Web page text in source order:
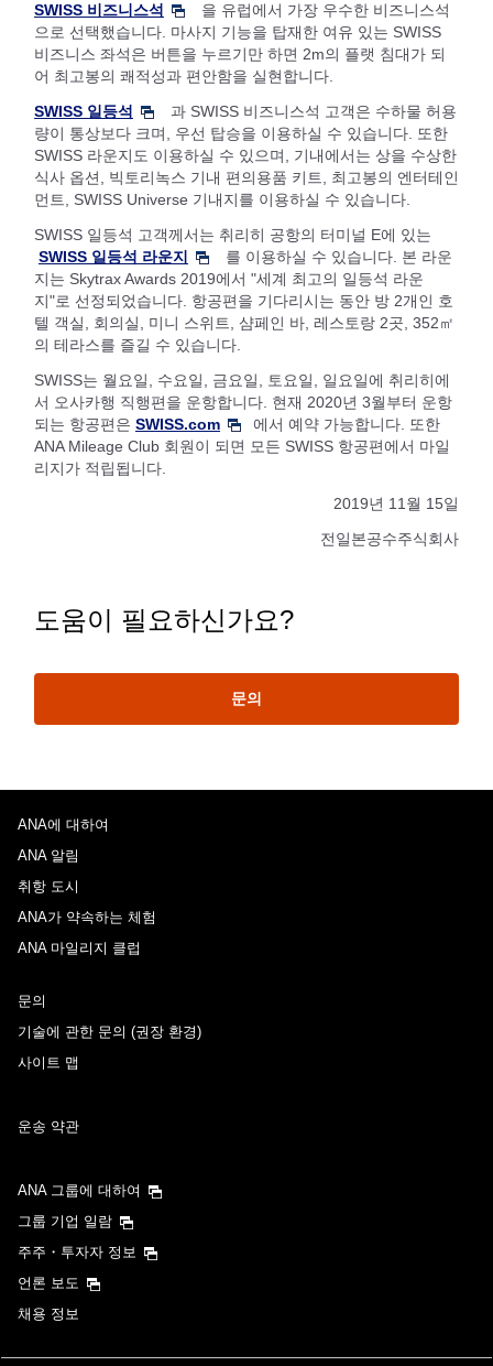
SWISS 비즈니스석
을 유럽에서 가장 우수한 비즈니스석
으로 선택했습니다. 마사지 기능을 탑재한 여유 있는 SWISS
비즈니스 좌석은 버튼을 누르기만 하면 2m의 플랫 침대가 되
어 최고봉의 쾌적성과 편안함을 실현합니다.
SWISS 일등석
과 SWISS 비즈니스석 고객은 수하물 허용
량이 통상보다 크며, 우선 탑승을 이용하실 수 있습니다. 또한
SWISS 라운지도 이용하실 수 있으며, 기내에서는 상을 수상한
식사 옵션, 빅토리녹스 기내 편의용품 키트, 최고봉의 엔터테인
먼트, SWISS Universe 기내지를 이용하실 수 있습니다.
SWISS 일등석 고객께서는 취리히 공항의 터미널 E에 있는
SWISS 일등석 라운지
를 이용하실 수 있습니다. 본 라운
지는 Skytrax Awards 2019에서 "세계 최고의 일등석 라운
지"로 선정되었습니다. 항공편을 기다리시는 동안 방 2개인 호
텔 객실, 회의실, 미니 스위트, 샴페인 바, 레스토랑 2곳, 352㎡
의 테라스를 즐길 수 있습니다.
SWISS는 월요일, 수요일, 금요일, 토요일, 일요일에 취리히에
서 오사카행 직행편을 운항합니다. 현재 2020년 3월부터 운항
되는 항공편은 SWISS.com
에서 예약 가능합니다. 또한
ANA Mileage Club 회원이 되면 모든 SWISS 항공편에서 마일
리지가 적립됩니다.
2019년 11월 15일
전일본공수주식회사
도움이 필요하신가요?
문의
ANA에 대하여
ANA 알림
취항 도시
ANA가 약속하는 체험
ANA 마일리지 클럽
문의
기술에 관한 문의 (권장 환경)
사이트 맵
운송 약관
ANA 그룹에 대하여
그룹 기업 일람
주주・투자자 정보
언론 보도
채용 정보